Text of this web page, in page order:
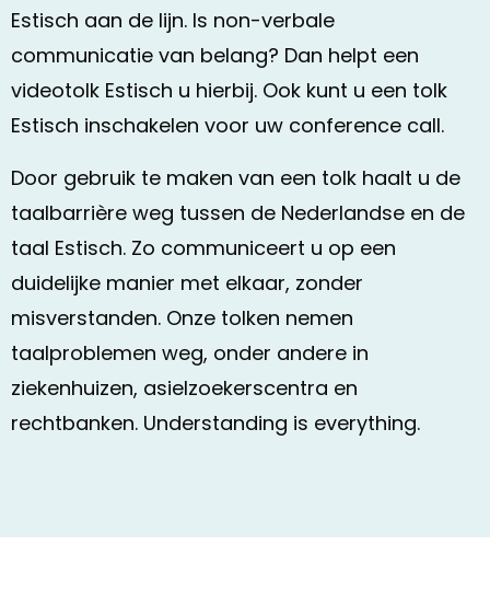
Estisch aan de lijn. Is non-verbale
communicatie van belang? Dan helpt een
videotolk Estisch u hierbij. Ook kunt u een tolk
Estisch inschakelen voor uw conference call.
Door gebruik te maken van een tolk haalt u de
taalbarrière weg tussen de Nederlandse en de
taal Estisch. Zo communiceert u op een
duidelijke manier met elkaar, zonder
misverstanden. Onze tolken nemen
taalproblemen weg, onder andere in
ziekenhuizen, asielzoekerscentra en
rechtbanken. Understanding is everything.